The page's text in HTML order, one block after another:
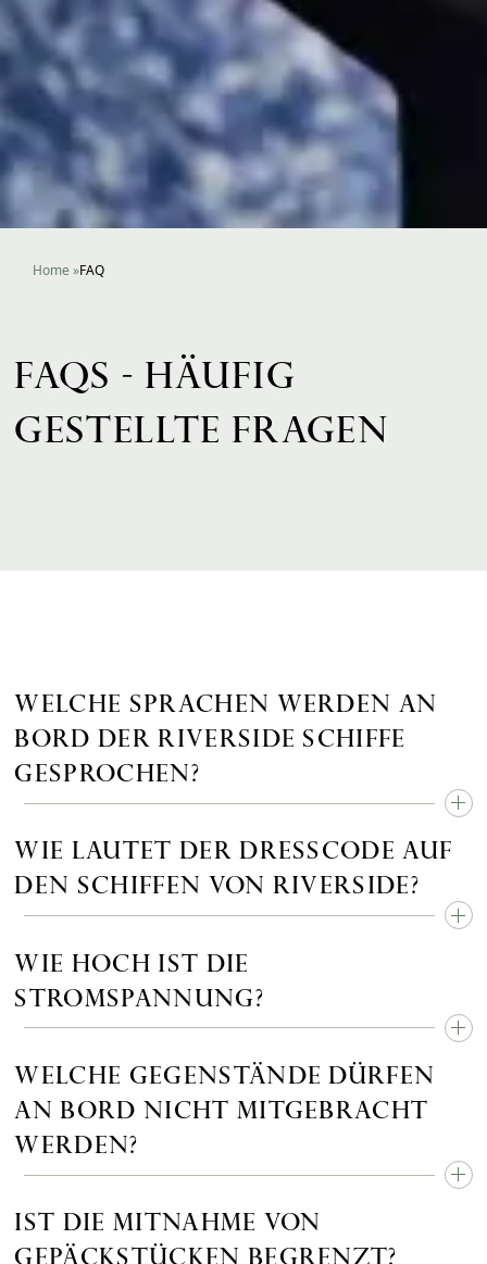
Home »FAQ
FAQS - HÄUFIG
GESTELLTE FRAGEN
WELCHE SPRACHEN WERDEN AN
BORD DER RIVERSIDE SCHIFFE
GESPROCHEN?
WIE LAUTET DER DRESSCODE AUF
DEN SCHIFFEN VON RIVERSIDE?
WIE HOCH IST DIE
STROMSPANNUNG?
WELCHE GEGENSTÄNDE DÜRFEN
AN BORD NICHT MITGEBRACHT
WERDEN?
IST DIE MITNAHME VON
GEPÄCKSTÜCKEN BEGRENZT?